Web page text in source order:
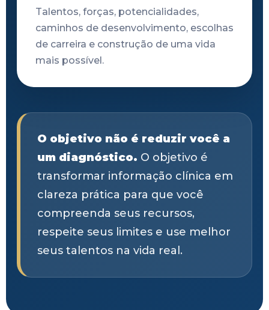
Talentos, forças, potencialidades,
caminhos de desenvolvimento, escolhas
de carreira e construção de uma vida
mais possível.
O objetivo não é reduzir você a
um diagnóstico. O objetivo é
transformar informação clínica em
clareza prática para que você
compreenda seus recursos,
respeite seus limites e use melhor
seus talentos na vida real.